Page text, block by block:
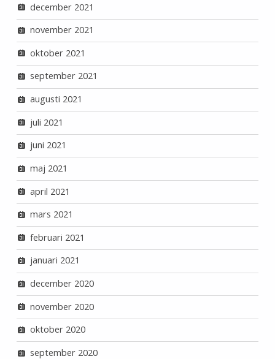
december 2021
november 2021
oktober 2021
september 2021
augusti 2021
juli 2021
juni 2021
maj 2021
april 2021
mars 2021
februari 2021
januari 2021
december 2020
november 2020
oktober 2020
september 2020